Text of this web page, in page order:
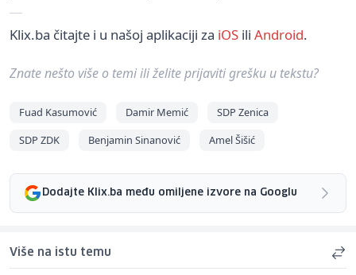
Klix.ba čitajte i u našoj aplikaciji za iOS ili Android.
Znate nešto više o temi ili želite prijaviti grešku u tekstu?
Fuad Kasumović Damir Memić
SDP Zenica
SDP ZDK
Benjamin Sinanović Amel Šišić
Dodajte Klix.ba među omiljene izvore na Googlu
Više na istu temu